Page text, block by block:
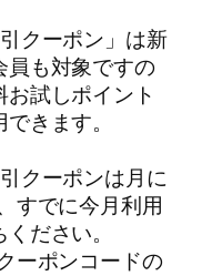
クーポン」は新
員も対象ですの
試しポイント
きます。
クーポンは月に
すでに今月利用
ださい。
ーポンコードの